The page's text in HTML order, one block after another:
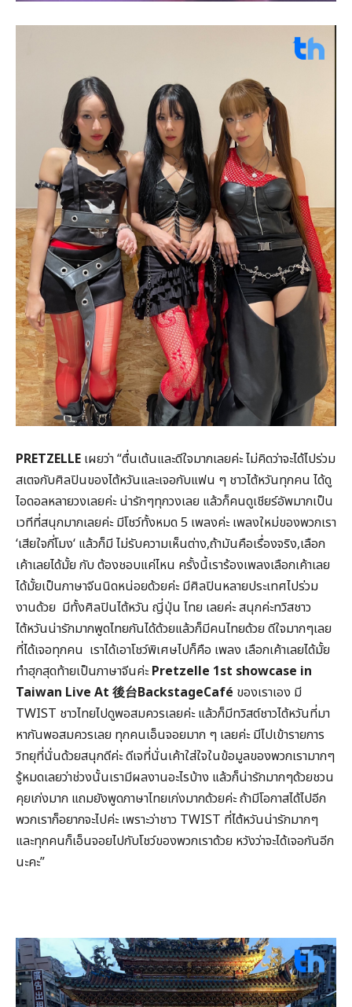
PRETZELLE เผยว่า “ตื่นเต้นและดีใจมากเลยค่ะ ไม่คิดว่าจะได้ไปร่วม
สเตจกับศิลปินของไต้หวันและเจอกับแฟน ๆ ชาวไต้หวันทุกคน ได้ดู
ไอดอลหลายวงเลยค่ะ น่ารักๆทุกวงเลย แล้วก็คนดูเชียร์อัพมากเป็น
เวทีที่สนุกมากเลยค่ะ มีโชว์ทั้งหมด 5 เพลงค่ะ เพลงใหม่ของพวกเรา
‘เสียใจกี่โมง‘ แล้วก็มี ไม่รับความเห็นต่าง,ถ้ามันคือเรื่องจริง,เลือก
เค้าเลยได้มั้ย กับ ต้องชอบแค่ไหน ครั้งนี้เราร้องเพลงเลือกเค้าเลย
ได้มั้ยเป็นภาษาจีนนิดหน่อยด้วยค่ะ มีศิลปินหลายประเทศไปร่วม
งานด้วย มีทั้งศิลปินไต้หวัน ญี่ปุ่น ไทย เลยค่ะ สนุกค่ะทวิสชาว
ไต้หวันน่ารักมากพูดไทยกันได้ด้วยแล้วก็มีคนไทยด้วย ดีใจมากๆเลย
ที่ได้เจอทุกคน เราได้เอาโชว์พิเศษไปก็คือ เพลง เลือกเค้าเลยได้มั้ย
ทำฮุกสุดท้ายเป็นภาษาจีนค่ะPretzelle 1st showcase in
Taiwan Live At 後台BackstageCafé ของเราเอง มี
TWIST ชาวไทยไปดูพอสมควรเลยค่ะ แล้วก็มีทวิสต์ชาวไต้หวันที่มา
หากันพอสมควรเลย ทุกคนเอ็นจอยมาก ๆ เลยค่ะ มีไปเข้ารายการ
วิทยุที่นั่นด้วยสนุกดีค่ะ ดีเจที่นั่นเค้าใส่ใจในข้อมูลของพวกเรามากๆ
รู้หมดเลยว่าช่วงนั้นเรามีผลงานอะไรบ้าง แล้วก็น่ารักมากๆด้วยชวน
คุยเก่งมาก แถมยังพูดภาษาไทยเก่งมากด้วยค่ะ ถ้ามีโอกาสได้ไปอีก
พวกเราก็อยากจะไปค่ะ เพราะว่าชาว TWIST ที่ไต้หวันน่ารักมากๆ
และทุกคนก็เอ็นจอยไปกับโชว์ของพวกเราด้วย หวังว่าจะได้เจอกันอีก
นะคะ”